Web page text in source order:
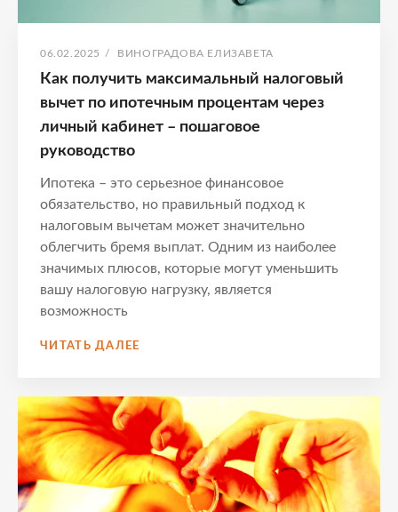
ОПУБЛИКОВАНО
06.02.2025 / АВТОР:
ВИНОГРАДОВА ЕЛИЗАВЕТА
Как получить максимальный налоговый
вычет по ипотечным процентам через
личный кабинет – пошаговое
руководство
Ипотека – это серьезное финансовое
обязательство, но правильный подход к
налоговым вычетам может значительно
облегчить бремя выплат. Одним из наиболее
значимых плюсов, которые могут уменьшить
вашу налоговую нагрузку, является
возможность
ЧИТАТЬ ДАЛЕЕ
НАЛОГОВЫЙ
ВЫЧЕТ
ПО
ИПОТЕЧНЫМ
ПРОЦЕНТАМ
ЧЕРЕЗ
ЛИЧНЫЙ